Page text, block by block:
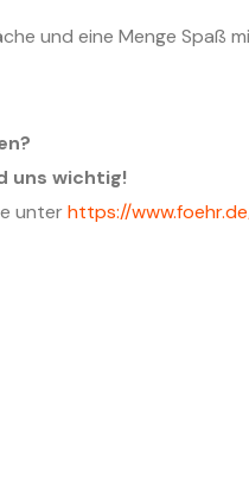
und eine Menge Spaß
uns wichtig!
unterhttps://